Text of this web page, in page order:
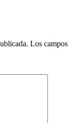
Los campos